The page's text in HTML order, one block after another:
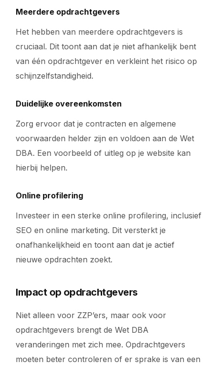
Meerdere opdrachtgevers
Het hebben van meerdere opdrachtgevers is
cruciaal. Dit toont aan dat je niet afhankelijk bent
van één opdrachtgever en verkleint het risico op
schijnzelfstandigheid.
Duidelijke overeenkomsten
Zorg ervoor dat je contracten en algemene
voorwaarden helder zijn en voldoen aan de Wet
DBA. Een voorbeeld of uitleg op je website kan
hierbij helpen.
Online profilering
Investeer in een sterke online profilering, inclusief
SEO en online marketing. Dit versterkt je
onafhankelijkheid en toont aan dat je actief
nieuwe opdrachten zoekt.
Impact op opdrachtgevers
Niet alleen voor ZZP’ers, maar ook voor
opdrachtgevers brengt de Wet DBA
veranderingen met zich mee. Opdrachtgevers
moeten beter controleren of er sprake is van een